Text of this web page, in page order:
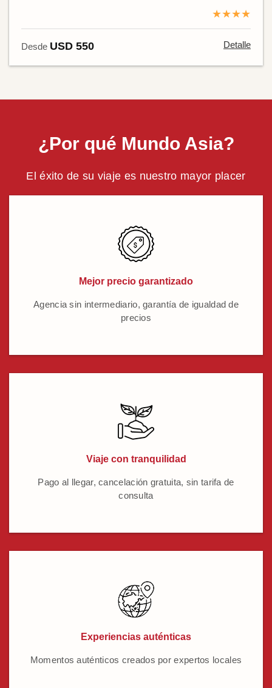
★★★★
Desde USD 550 Detalle
¿Por qué Mundo Asia?
El éxito de su viaje es nuestro mayor placer
Mejor precio garantizado
Agencia sin intermediario, garantía de igualdad de
precios
Viaje con tranquilidad
Pago al llegar, cancelación gratuita, sin tarifa de
consulta
Experiencias auténticas
Momentos auténticos creados por expertos locales